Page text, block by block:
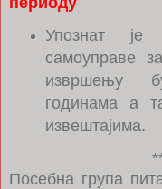
Упознат је
самоуправе
извршењу
годинама а
извештајима.
Посебна група